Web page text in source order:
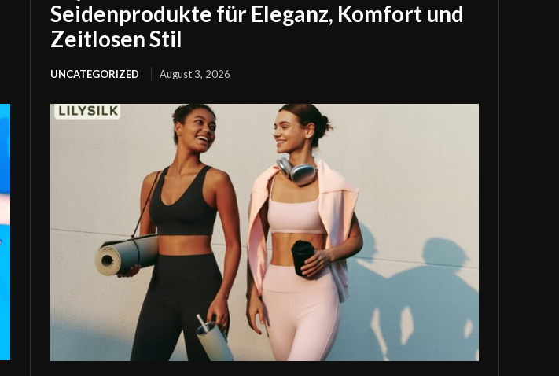
Seidenprodukte für Eleganz, Komfort und
Zeitlosen Stil
UNCATEGORIZED August 3, 2026